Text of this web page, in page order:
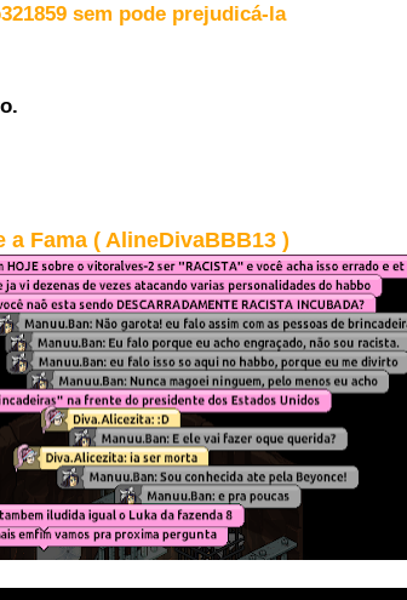
sem pode prejudicá-la
a Fama ( AlineDivaBBB13 )